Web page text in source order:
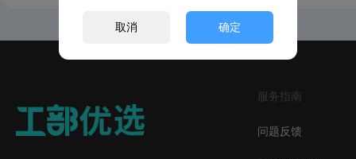
服务指南
问题反馈
取消 确定